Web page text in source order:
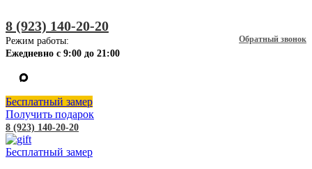
8 (923) 140-20-20
Обратный звонок
Режим работы:
Ежедневно с 9:00 до 21:00
Бесплатный замер
Получить подарок
8 (923) 140-20-20
Бесплатный замер